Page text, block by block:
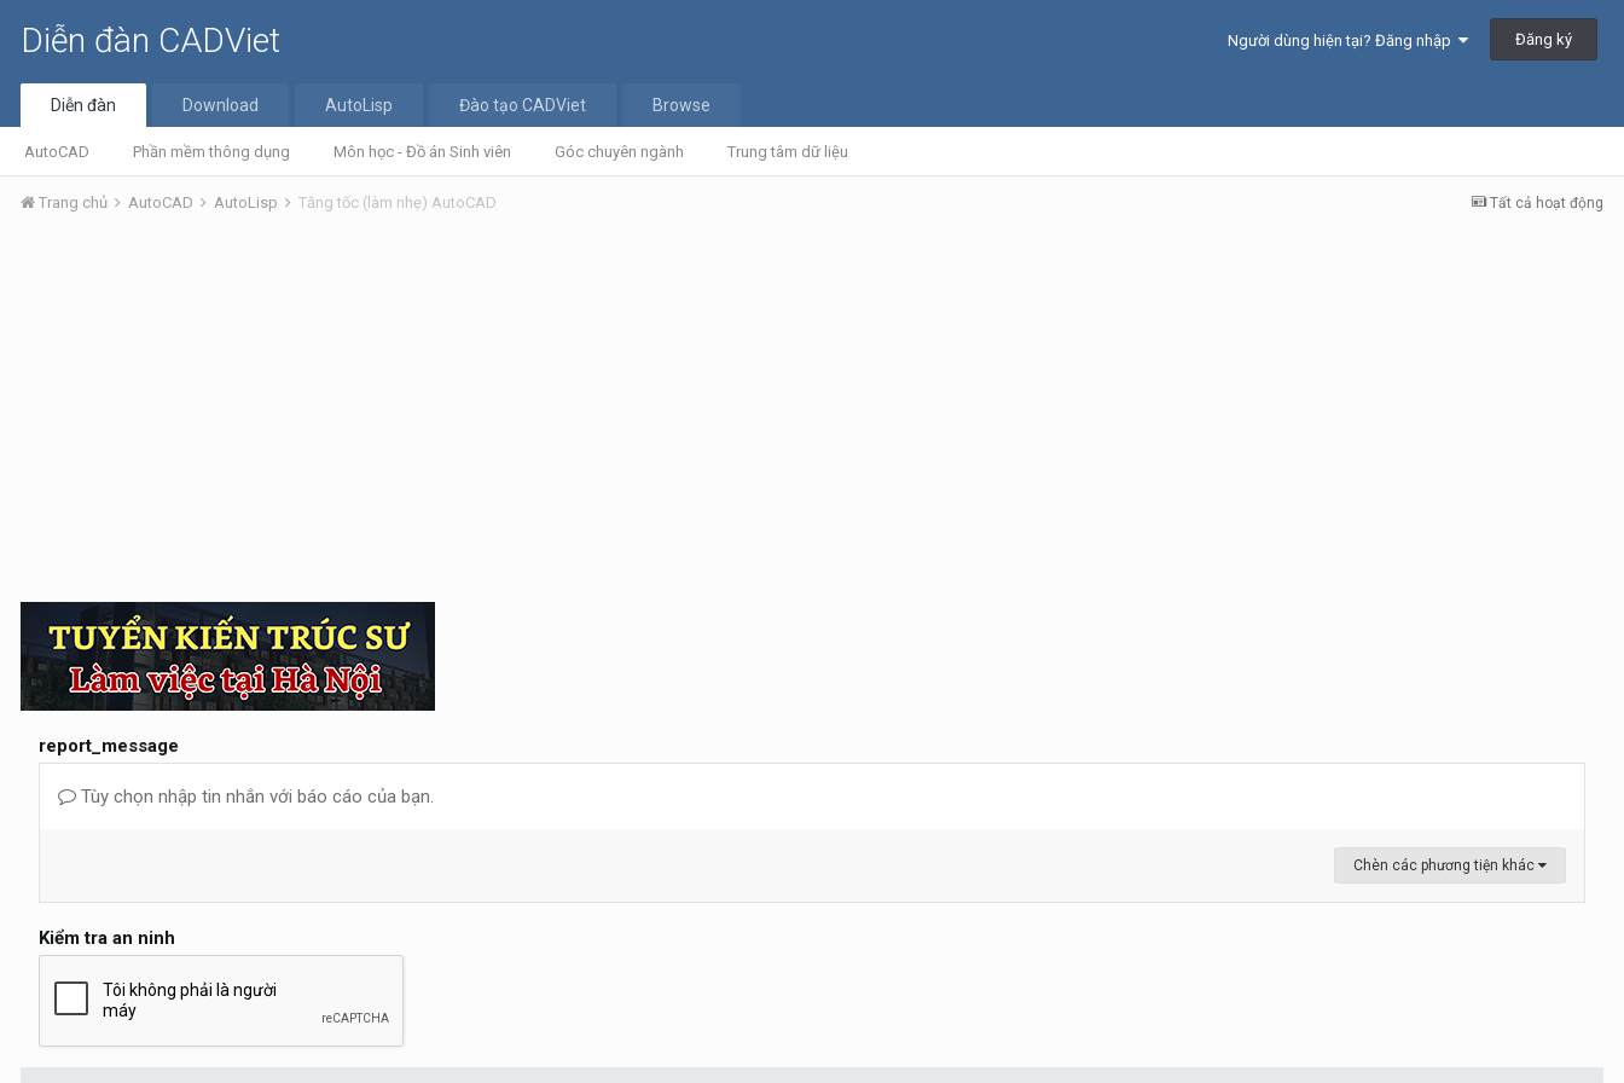
Diễn đàn CADViet Người dùng hiện tại? Đăng nhập Đăng ký
Diễn đàn
AutoCAD Phần mềm thông dụng Môn học - Đồ án Sinh viên Góc chuyên ngành Trung tâm dữ liệu
Download AutoLisp Đào tạo CADViet Browse
Tất cả hoạt động
Trang chủ AutoCAD AutoLisp Tăng tốc (làm nhẹ) AutoCAD
report_message
Tùy chọn nhập tin nhắn với báo cáo của bạn.
Chèn các phương tiện khác
Kiểm tra an ninh